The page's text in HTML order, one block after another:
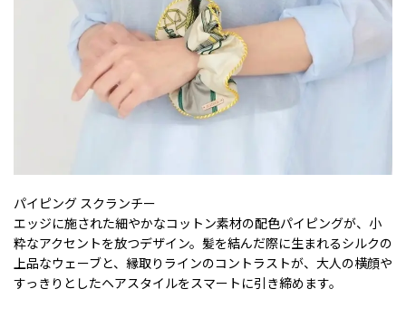
パイピング スクランチー
エッジに施された細やかなコットン素材の配色パイピングが、小
粋なアクセントを放つデザイン。髪を結んだ際に生まれるシルクの
上品なウェーブと、縁取りラインのコントラストが、大人の横顔や
すっきりとしたヘアスタイルをスマートに引き締めます。